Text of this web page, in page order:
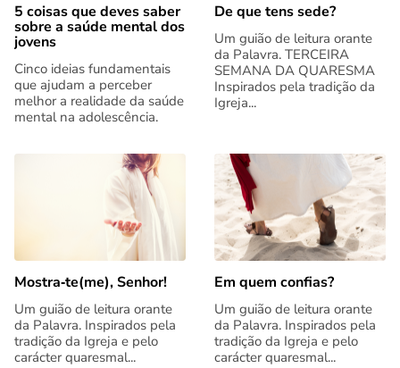
5 coisas que deves saber
sobre a saúde mental dos
jovens
Cinco ideias fundamentais
que ajudam a perceber
melhor a realidade da saúde
mental na adolescência.
De que tens sede?
Um guião de leitura orante
da Palavra. TERCEIRA
SEMANA DA QUARESMA
Inspirados pela tradição da
Igreja...
Mostra‑te(me), Senhor!
Um guião de leitura orante
da Palavra. Inspirados pela
tradição da Igreja e pelo
carácter quaresmal...
Em quem confias?
Um guião de leitura orante
da Palavra. Inspirados pela
tradição da Igreja e pelo
carácter quaresmal...